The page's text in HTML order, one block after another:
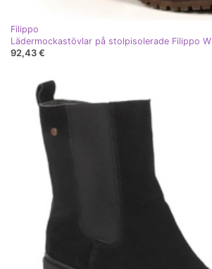
Filippo
Lädermockastövlar på stolpisolerade Filippo
92,43 €